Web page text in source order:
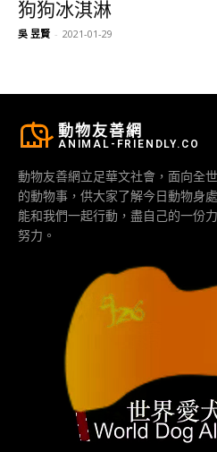
狗狗冰淇淋
吳 昱賢 - 2021-01-29
動物友善網
ANIMAL-FRIENDLY.CO
動物友善網立足華文社會，面向全
的動物事，供大家了解今日動物身
能和我們一起行動，盡自己的一份
努力。